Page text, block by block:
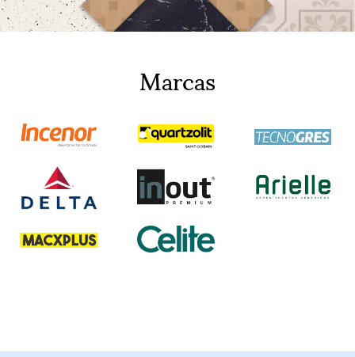
Marcas